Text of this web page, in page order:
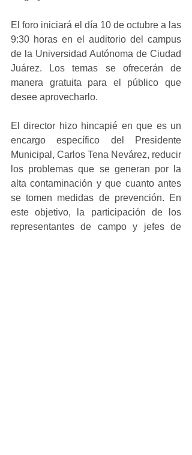
El foro iniciará el día 10 de octubre a las
9:30 horas en el auditorio del campus
de la Universidad Autónoma de Ciudad
Juárez. Los temas se ofrecerán de
manera gratuita para el público que
desee aprovecharlo.
El director hizo hincapié en que es un
encargo específico del Presidente
Municipal, Carlos Tena Nevárez, reducir
los problemas que se generan por la
alta contaminación y que cuanto antes
se tomen medidas de prevención. En
este objetivo, la participación de los
representantes de campo y jefes de